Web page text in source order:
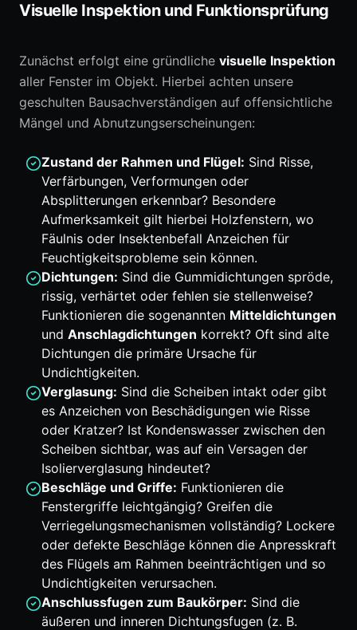
Visuelle Inspektion und Funktionsprüfung
Zunächst erfolgt eine gründliche visuelle Inspektion
aller Fenster im Objekt. Hierbei achten unsere
geschulten Bausachverständigen auf offensichtliche
Mängel und Abnutzungserscheinungen:
Zustand der Rahmen und Flügel: Sind Risse,
Verfärbungen, Verformungen oder
Absplitterungen erkennbar? Besondere
Aufmerksamkeit gilt hierbei Holzfenstern, wo
Fäulnis oder Insektenbefall Anzeichen für
Feuchtigkeitsprobleme sein können.
Dichtungen: Sind die Gummidichtungen spröde,
rissig, verhärtet oder fehlen sie stellenweise?
Funktionieren die sogenannten Mitteldichtungen
und Anschlagdichtungen korrekt? Oft sind alte
Dichtungen die primäre Ursache für
Undichtigkeiten.
Verglasung: Sind die Scheiben intakt oder gibt
es Anzeichen von Beschädigungen wie Risse
oder Kratzer? Ist Kondenswasser zwischen den
Scheiben sichtbar, was auf ein Versagen der
Isolierverglasung hindeutet?
Beschläge und Griffe: Funktionieren die
Fenstergriffe leichtgängig? Greifen die
Verriegelungsmechanismen vollständig? Lockere
oder defekte Beschläge können die Anpresskraft
des Flügels am Rahmen beeinträchtigen und so
Undichtigkeiten verursachen.
Anschlussfugen zum Baukörper: Sind die
äußeren und inneren Dichtungsfugen (z. B.